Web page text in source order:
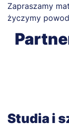
Zapraszamy
życzymy
Studia i